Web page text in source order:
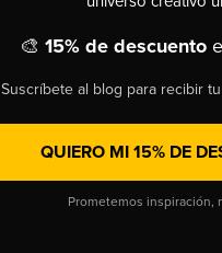
🎨 15% de descuento
Suscríbete al blog para recibir
QUIERO MI 15% DE
Prometemos inspiración,